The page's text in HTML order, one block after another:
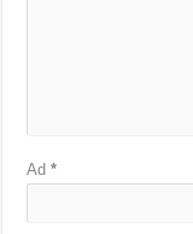
Ad*